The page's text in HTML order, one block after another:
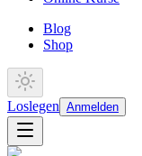
Blog
Shop
Loslegen Anmelden